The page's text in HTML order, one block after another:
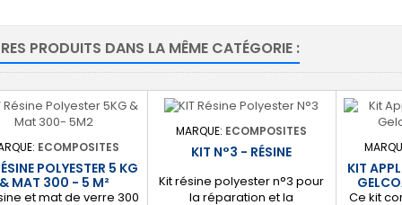
PRODUITS DANS LA MÊME CATÉGORIE :
ECOMPOSITES
POLYESTER 5 KG
& MAT 300 - 5 M²
et mat de verre 300
MARQUE: ECOMPOSITES
KIT N°3 - RÉSINE
Kit résine polyester n°3 pour
la réparation et la
KIT
Ce kit